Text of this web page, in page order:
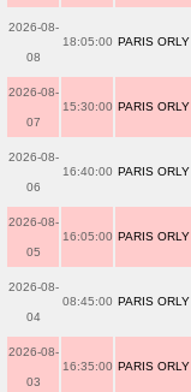
2026-08-
08
18:05:00 PARIS ORLY
2026-08-
07
15:30:00 PARIS ORLY
2026-08-
06
16:40:00 PARIS ORLY
2026-08-
05
16:05:00 PARIS ORLY
2026-08-
04
08:45:00 PARIS ORLY
2026-08-
03
16:35:00 PARIS ORLY